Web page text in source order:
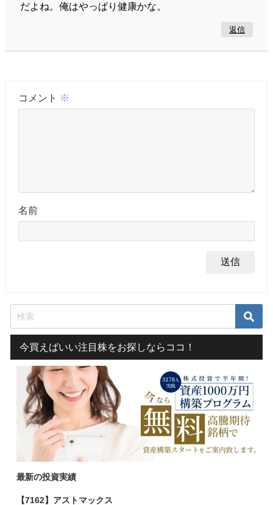
だよね。俺はやっぱり健康かな。
返信
コメント ※
名前
今買えばいい注目株をお探しならココ！
最新の投資実績
【7162】アストマックス